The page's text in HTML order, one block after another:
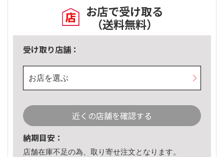
お店で受け取る
（送料無料）
受け取り店舗：
お店を選ぶ
近くの店舗を確認する
納期目安：
店舗在庫不足の為、取り寄せ注文となります。